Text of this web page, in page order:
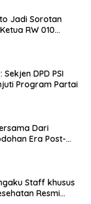
Jadi Sorotan
RW 010
DPD PSI
Program Partai
Dari
Era Post-
Staff khusus
Resmi